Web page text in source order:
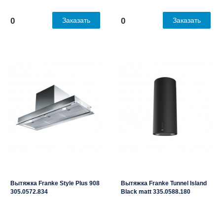
0 Заказать 0 Заказать
Вытяжка Franke Style Plus 908
305.0572.834
Вытяжка Franke Tunnel Island
Black matt 335.0588.180